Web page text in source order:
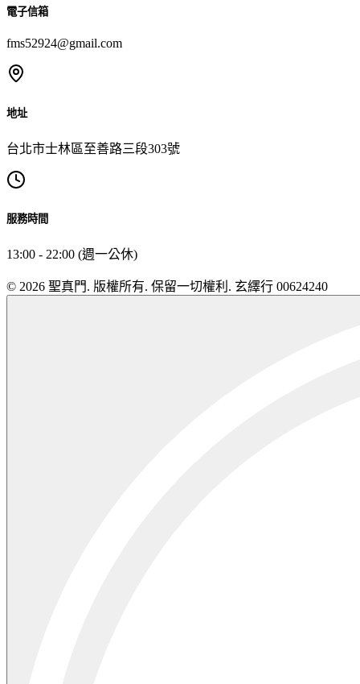
電子信箱
fms52924@gmail.com
地址
台北市士林區至善路三段303號
服務時間
13:00 - 22:00 (週一公休)
© 2026 聖真門. 版權所有. 保留一切權利. 玄繹行 00624240